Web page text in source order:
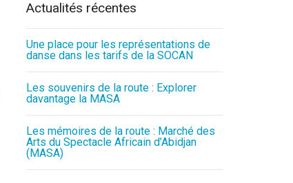
Actualités récentes
Une place pour les représentations de
danse dans les tarifs de la SOCAN
Les souvenirs de la route : Explorer
davantage la MASA
Les mémoires de la route : Marché des
Arts du Spectacle Africain d’Abidjan
(MASA)